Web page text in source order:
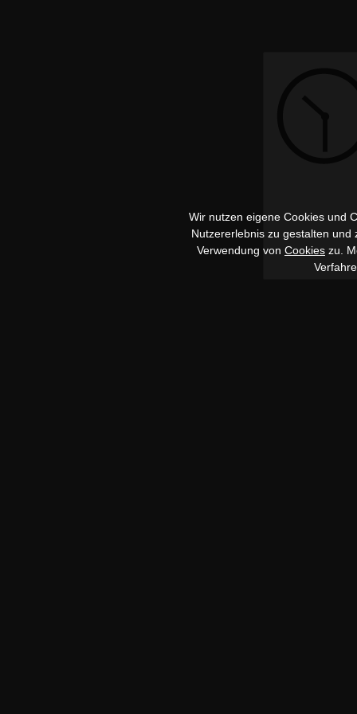
Wir nutzen eigene Cookies und
Nutzererlebnis zu gestalten
Verwendung von Cookies zu.